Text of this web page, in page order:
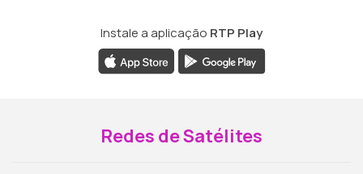
Instale a aplicação RTP Play
Redes de Satélites